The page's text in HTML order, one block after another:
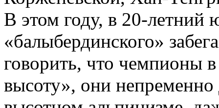
В этом году, в 20-летний
«балыбердинского»
говорить, что чемпионы
высоту», они